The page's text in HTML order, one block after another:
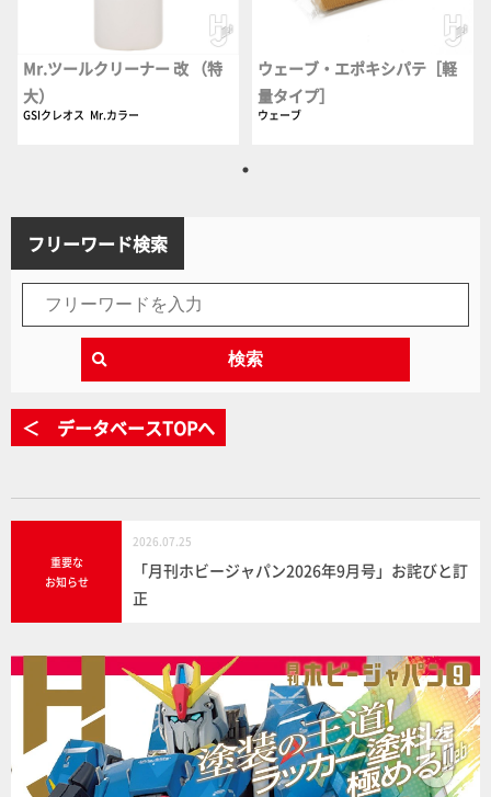
Mr.ツールクリーナー 改 （特
大）
GSIクレオス Mr.カラー
ウェーブ・エポキシパテ［軽
量タイプ］
ウェーブ
フリーワード検索
検索
＜ データベースTOPへ
重要な
お知らせ
2026.07.25
「月刊ホビージャパン2026年9月号」お詫びと訂
正